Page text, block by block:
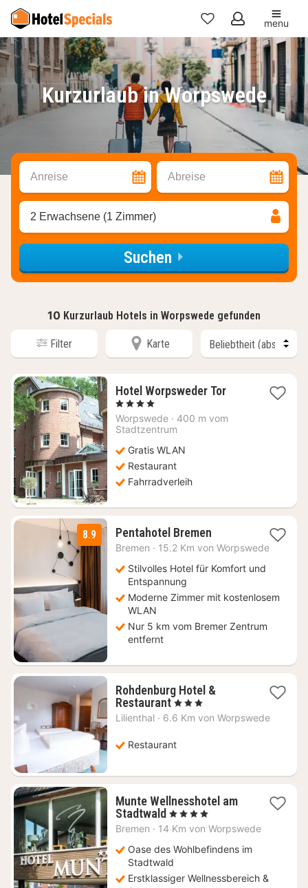
Meine
Favoriten
menu
Kurzurlaub in Worpswede
Anreise Abreise
2 Erwachsene (1 Zimmer)
Suchen
10 Kurzurlaub Hotels in Worpswede gefunden
Filter Karte
Hotel Worpsweder Tor1
ab
, 4 Sterne
Worpswede · 400 m vom
Stadtzentrum
Gratis WLAN
Restaurant
Fahrradverleih
8.9 Pentahotel Bremen1
Nacht
71,74
Bremen · 15.2 Km von Worpswede
Stilvolles Hotel für Komfort und
Entspannung
Moderne Zimmer mit kostenlosem
WLAN
Nur 5 km vom Bremer Zentrum
entfernt
Rohdenburg Hotel &
Restaurant1
Nacht
119,86
€
, 3 Sterne
Lilienthal · 6.6 Km von Worpswede
Restaurant
Munte Wellnesshotel am
Stadtwald 1
Nacht
132,93
€
, 4 Sterne
Bremen · 14 Km von Worpswede
Oase des Wohlbefindens im
Stadtwald
Erstklassiger Wellnessbereich &